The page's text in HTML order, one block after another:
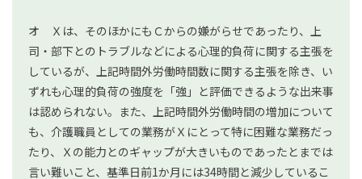
オ Ｘは、そのほかにもＣからの嫌がらせであったり、上
司・部下とのトラブルなどによる心理的負荷に関する主張を
しているが、上記時間外労働時間数に関する主張を除き、い
ずれも心理的負荷の強度を「強」と評価できるような出来事
は認められない。また、上記時間外労働時間の増加について
も、介護職員としての業務がＸにとって特に困難な業務だっ
たり、Ｘの能力とのギャップが大きいものであったとまでは
言い難いこと、基準日前1か月には34時間と減少しているこ